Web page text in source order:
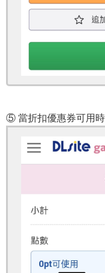
⑤ 當折扣優惠券可用時